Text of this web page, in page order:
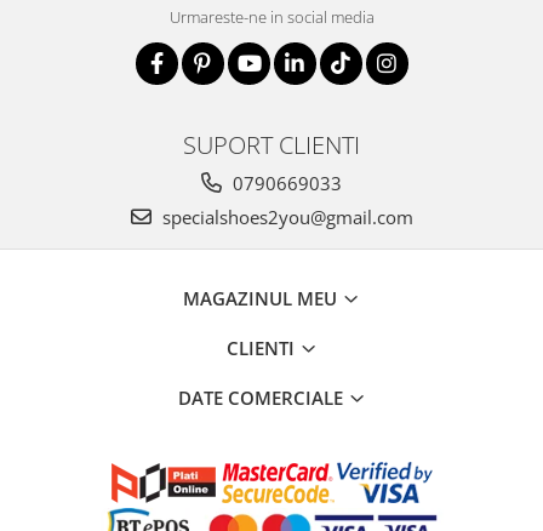
Urmareste-ne in social media
SUPORT CLIENTI
0790669033
specialshoes2you@gmail.com
MAGAZINUL MEU
CLIENTI
DATE COMERCIALE